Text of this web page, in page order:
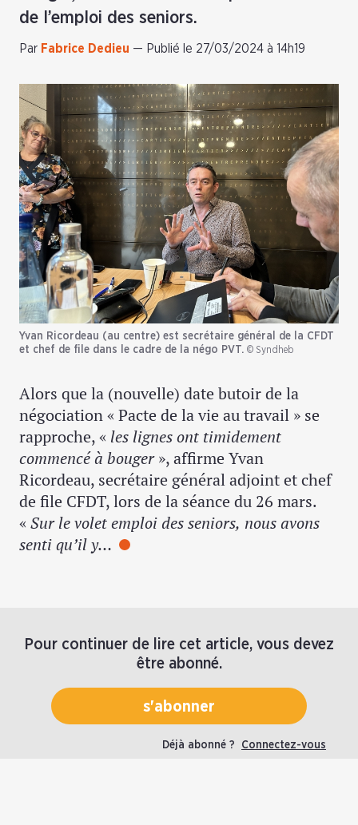
de l’emploi des seniors.
Par Fabrice Dedieu — Publié le 27/03/2024 à 14h19
Yvan Ricordeau (au centre) est secrétaire général de la CFDT
et chef de file dans le cadre de la négo PVT. © Syndheb
Alors que la (nouvelle) date butoir de la
négociation « Pacte de la vie au travail » se
rapproche, « les lignes ont timidement
commencé à bouger», affirme Yvan
Ricordeau, secrétaire général adjoint et chef
de file CFDT, lors de la séance du 26 mars.
« Sur le volet emploi des seniors, nous avons
senti qu’il y…
Pour continuer de lire cet article, vous devez
être abonné.
s'abonner
Déjà abonné ? Connectez-vous